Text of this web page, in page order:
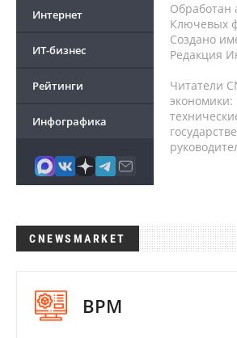
Интернет
ИТ-бизнес
Рейтинги
Инфографика
Обработан
Ключевых
Создано
Редакция
Читатели
CNEWSMARKET
BPM